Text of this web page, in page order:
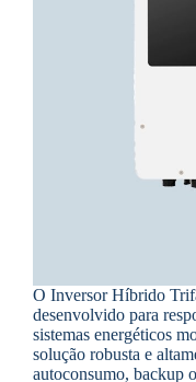
O Inversor Híbrido
desenvolvido para
sistemas energéticos
solução robusta e
autoconsumo, backup